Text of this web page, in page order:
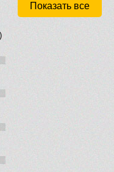
Показать все